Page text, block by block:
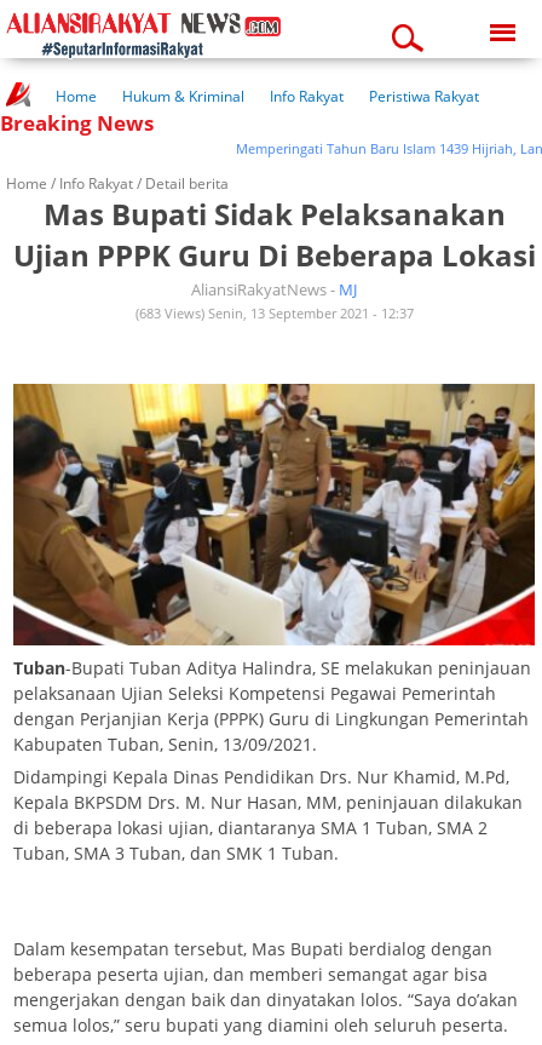
08:56:45 pm
Home Hukum & Kriminal Info Rakyat
Peristiwa Rakyat
Kuliner Rakyat
Wisata Rakyat
Breaking News
Memperingati Tahun Baru Islam 1439 Hijriah, Lanal
Home / Info Rakyat/ Detail berita
Mas Bupati Sidak Pelaksanakan
Ujian PPPK Guru Di Beberapa Lokasi
AliansiRakyatNews - MJ
(683 Views) Senin, 13 September 2021 - 12:37
Tuban-Bupati Tuban Aditya Halindra, SE melakukan peninjauan
pelaksanaan Ujian Seleksi Kompetensi Pegawai Pemerintah
dengan Perjanjian Kerja (PPPK) Guru di Lingkungan Pemerintah
Kabupaten Tuban, Senin, 13/09/2021.
Didampingi Kepala Dinas Pendidikan Drs. Nur Khamid, M.Pd,
Kepala BKPSDM Drs. M. Nur Hasan, MM, peninjauan dilakukan
di beberapa lokasi ujian, diantaranya SMA 1 Tuban, SMA 2
Tuban, SMA 3 Tuban, dan SMK 1 Tuban.
Dalam kesempatan tersebut, Mas Bupati berdialog dengan
beberapa peserta ujian, dan memberi semangat agar bisa
mengerjakan dengan baik dan dinyatakan lolos. “Saya do’akan
semua lolos,” seru bupati yang diamini oleh seluruh peserta.